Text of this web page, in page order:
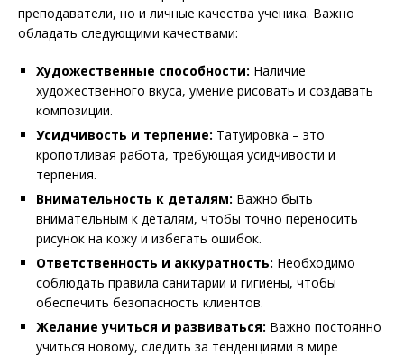
преподаватели, но и личные качества ученика. Важно
обладать следующими качествами:
Художественные способности: Наличие
художественного вкуса, умение рисовать и создавать
композиции.
Усидчивость и терпение: Татуировка – это
кропотливая работа, требующая усидчивости и
терпения.
Внимательность к деталям: Важно быть
внимательным к деталям, чтобы точно переносить
рисунок на кожу и избегать ошибок.
Ответственность и аккуратность: Необходимо
соблюдать правила санитарии и гигиены, чтобы
обеспечить безопасность клиентов.
Желание учиться и развиваться: Важно постоянно
учиться новому, следить за тенденциями в мире